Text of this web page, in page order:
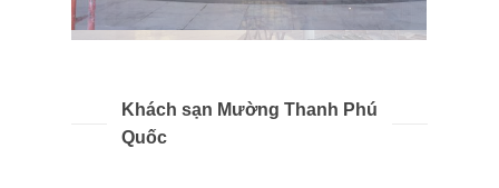
Khách sạn Mường Thanh Phú
Quốc